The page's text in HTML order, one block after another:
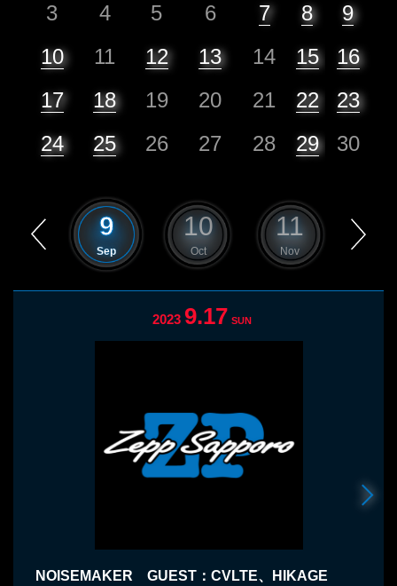
3
4 5 6 7 8
9
10
11 12 13 14 15
16
17
18 19 20 21 22
23
24
25 26 27 28 29 30
9
Sep
10
Oct
11
Nov
2023 9.17 SUN
NOISEMAKER GUEST：CVLTE、HIKAGE